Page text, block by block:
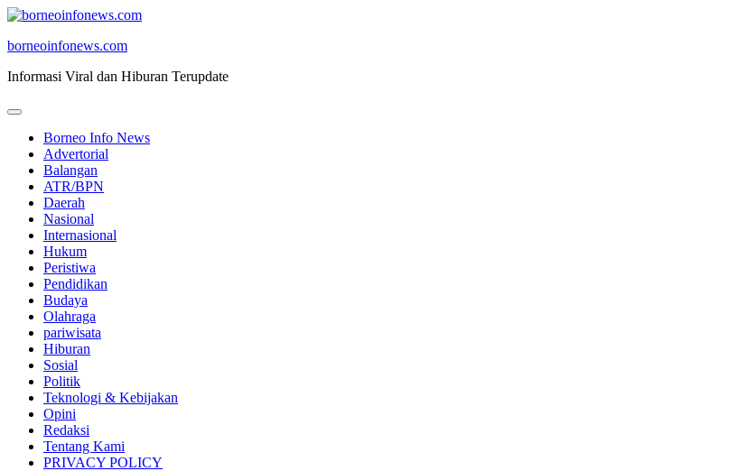
Skip
content
borneoinfonews.com
Informasi Viral dan Hiburan Terupdate
Borneo Info News
Advertorial
Balangan
ATR/BPN
Daerah
Nasional
Internasional
Hukum
Peristiwa
Pendidikan
Budaya
Olahraga
pariwisata
Hiburan
Sosial
Politik
Teknologi & Kebijakan
Opini
Redaksi
Tentang Kami
PRIVACY POLICY